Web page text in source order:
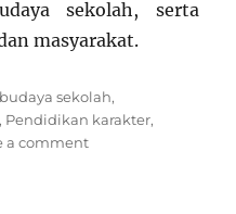
sekolah, serta
masyarakat.
Tags
budaya sekolah,
, Pendidikan karakter,
a commenton